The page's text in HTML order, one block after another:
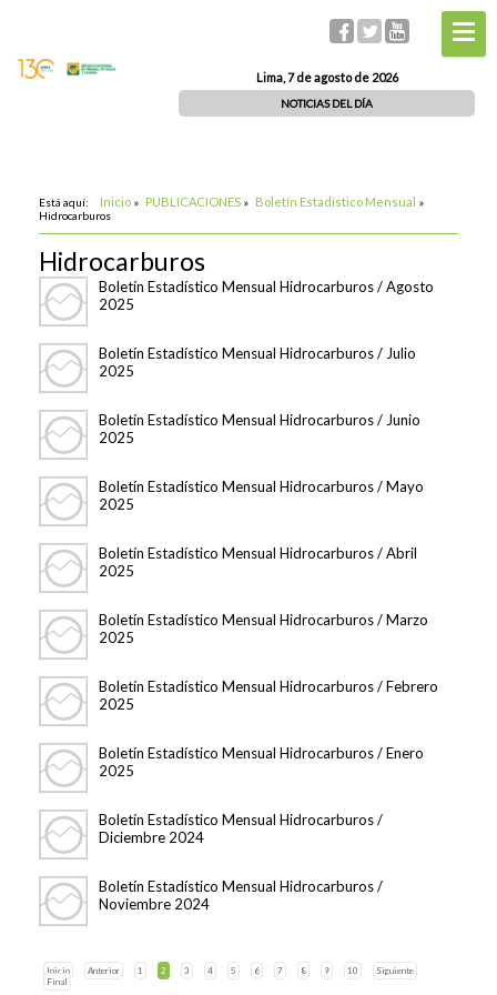
Lima, 7 de agosto de 2026
NOTICIAS DEL DÍA
Está aquí: Inicio » PUBLICACIONES » Boletín Estadístico Mensual »
Hidrocarburos
Hidrocarburos
Boletín Estadístico Mensual Hidrocarburos / Agosto
2025
Boletín Estadístico Mensual Hidrocarburos / Julio
2025
Boletín Estadístico Mensual Hidrocarburos / Junio
2025
Boletín Estadístico Mensual Hidrocarburos / Mayo
2025
Boletín Estadístico Mensual Hidrocarburos / Abril
2025
Boletín Estadístico Mensual Hidrocarburos / Marzo
2025
Boletín Estadístico Mensual Hidrocarburos / Febrero
2025
Boletín Estadístico Mensual Hidrocarburos / Enero
2025
Boletín Estadístico Mensual Hidrocarburos /
Diciembre 2024
Boletín Estadístico Mensual Hidrocarburos /
Noviembre 2024
Inicio Anterior 1 2 3 4 5 6 7 8 9 10
Siguiente
Final